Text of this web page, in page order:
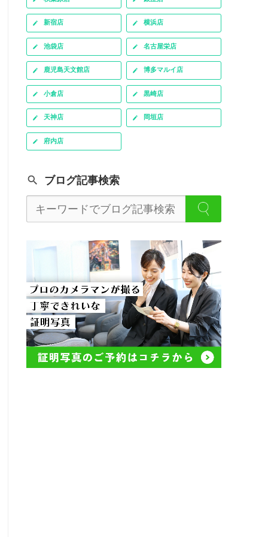
新宿店 横浜店
池袋店 名古屋栄店
鹿児島天文館店 博多マルイ店
小倉店 黒崎店
天神店 岡垣店
府内店
ブログ記事検索